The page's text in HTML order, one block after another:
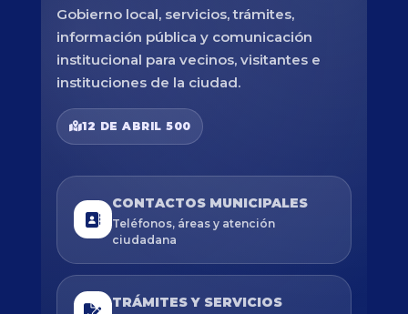
Gobierno local, servicios, trámites,
información pública y comunicación
institucional para vecinos, visitantes e
instituciones de la ciudad.
12 DE ABRIL 500
CONTACTOS MUNICIPALES
Teléfonos, áreas y atención
ciudadana
TRÁMITES Y SERVICIOS